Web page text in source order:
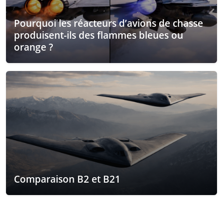
Pourquoi les réacteurs d’avions de chasse
produisent-ils des flammes bleues ou
orange ?
Comparaison B2 et B21